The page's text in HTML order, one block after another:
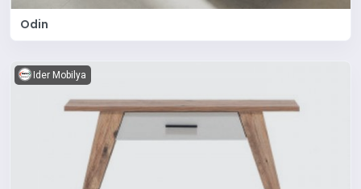
Odin
Ider Mobilya